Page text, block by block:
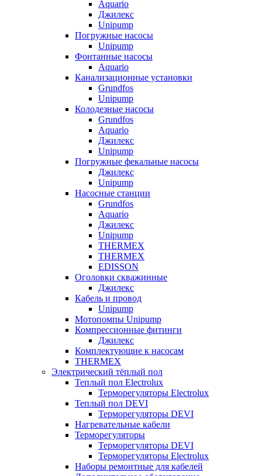
Aquario
Джилекс
Unipump
Погружные насосы
Unipump
Фонтанные насосы
Aquario
Канализационные установки
Grundfos
Unipump
Колодезные насосы
Grundfos
Aquario
Джилекс
Unipump
Погружные фекальные насосы
Джилекс
Unipump
Насосные станции
Grundfos
Aquario
Джилекс
Unipump
THERMEX
THERMEX
EDISSON
Оголовки скважинные
Джилекс
Кабель и провод
Unipump
Мотопомпы Unipump
Компрессионные фитинги
Джилекс
Комплектующие к насосам
THERMEX
Электрический тёплый пол
Теплый пол Electrolux
Терморегуляторы Electrolux
Теплый пол DEVI
Терморегуляторы DEVI
Нагревательные кабели
Терморегуляторы
Терморегуляторы DEVI
Терморегуляторы Electrolux
Наборы ремонтные для кабелей